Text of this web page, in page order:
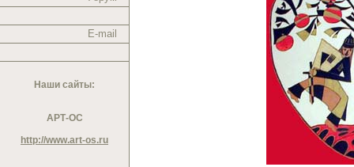
E-mail
Наши сайты:
АРТ-ОС
http://www.art-os.ru